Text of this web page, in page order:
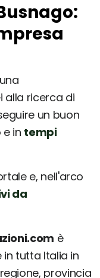
alla ricerca di
un buon
in tempi
e, nell'arco
da
è
tutta Italia in
provincia